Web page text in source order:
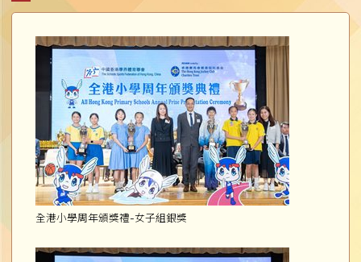
全港小學周年頒獎禮-女子組銀獎